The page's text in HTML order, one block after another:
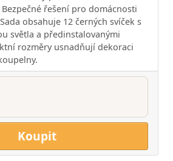
řešení pro domácnosti
obsahuje 12 černých svíček s
světla a předinstalovanými
rozměry usnadňují dekoraci
Koupit